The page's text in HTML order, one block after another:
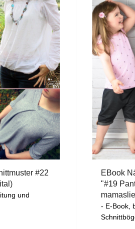
#22
und
EBook
"#19
- E-Book,